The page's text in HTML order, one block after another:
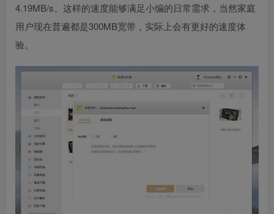
4.19MB/s。这样的速度能够满足小编的日常需求，当然家庭
用户现在普遍都是300MB宽带，实际上会有更好的速度体
验。